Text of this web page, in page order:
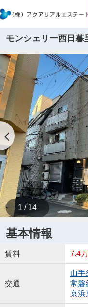
モンシェリー西日暮
1 / 14
基本情報
賃料 7.4
交通
山手
常磐
京浜